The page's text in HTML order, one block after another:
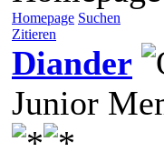
Homepage Suchen
Zitieren
Diander
Junior